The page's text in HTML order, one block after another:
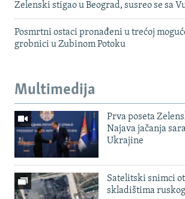
Zelenski stigao u Beograd, susreo se sa
Posmrtni ostaci pronađeni u trećoj
grobnici u Zubinom Potoku
Multimedija
Prva poseta
Najava jačanja
Ukrajine
Satelitski snimci
skladištima